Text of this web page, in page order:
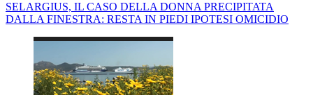
SELARGIUS, IL CASO DELLA DONNA PRECIPITATA
DALLA FINESTRA: RESTA IN PIEDI IPOTESI OMICIDIO